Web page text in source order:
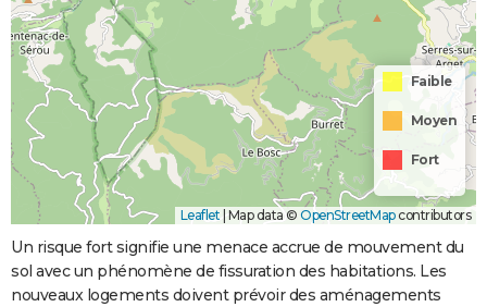
Faible
Moyen
Fort
Leaflet | Map data © OpenStreetMapcontributors
Un risque fort signifie une menace accrue de mouvement du
sol avec un phénomène de fissuration des habitations. Les
nouveaux logements doivent prévoir des aménagements